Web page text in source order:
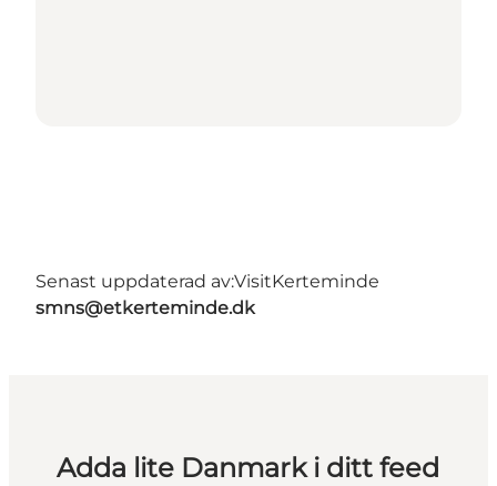
Senast uppdaterad av:VisitKerteminde
smns@etkerteminde.dk
Adda lite Danmark i ditt feed